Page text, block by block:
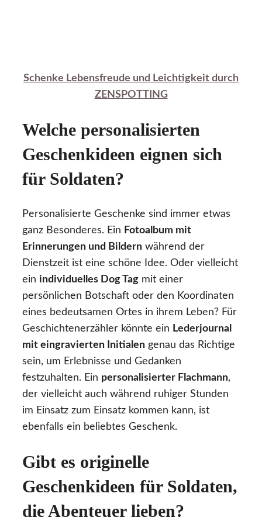
Schenke Lebensfreude und Leichtigkeit durch
ZENSPOTTING
Welche personalisierten
Geschenkideen eignen sich
für Soldaten?
Personalisierte Geschenke sind immer etwas
ganz Besonderes. Ein Fotoalbum mit
Erinnerungen und Bildern während der
Dienstzeit ist eine schöne Idee. Oder vielleicht
ein individuelles Dog Tag mit einer
persönlichen Botschaft oder den Koordinaten
eines bedeutsamen Ortes in ihrem Leben? Für
Geschichtenerzähler könnte ein Lederjournal
mit eingravierten Initialen genau das Richtige
sein, um Erlebnisse und Gedanken
festzuhalten. Ein personalisierter Flachmann,
der vielleicht auch während ruhiger Stunden
im Einsatz zum Einsatz kommen kann, ist
ebenfalls ein beliebtes Geschenk.
Gibt es originelle
Geschenkideen für Soldaten,
die Abenteuer lieben?